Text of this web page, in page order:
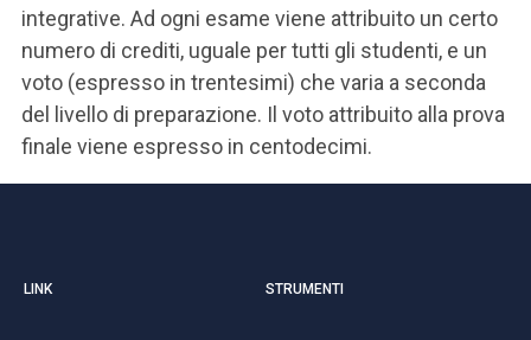
integrative. Ad ogni esame viene attribuito un certo
numero di crediti, uguale per tutti gli studenti, e un
voto (espresso in trentesimi) che varia a seconda
del livello di preparazione. Il voto attribuito alla prova
finale viene espresso in centodecimi.
LINK STRUMENTI